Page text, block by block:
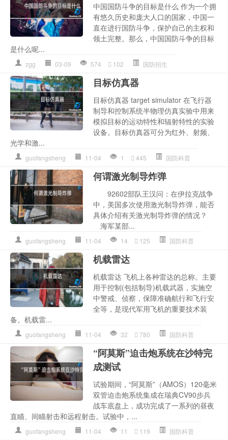
中国国防斗争的目标是什么 作为一个拥
有悠久历史和庞大人口的国家，中国一
直在进行国防斗争，保护自己的主权和
领土完整。那么，中国国防斗争的目标
是什么呢...
zgg 03-09 574 102 国防招生
目标仿真器
目标仿真器 target simulator 在飞行器
制导和控制系统半物理仿真实验中用来
模拟目标的运动特性和辐射特性的实验
设备。目标仿真器可分为红外、射频、
光学和激...
guofangsheng 11-04 1 445 国防科普
何谓激光制导炸弹
92602部队王汉问：在伊拉克战争
中，美国多次使用激光制导炸弹，能否
具体介绍有关激光制导炸弹的情况？
海军某部...
guofangsheng 11-04 14 125 国防科普
机载雷达
机载雷达 飞机上各种雷达的总称。主要
用于控制(包括制导)机载武器，实施空
中警戒、侦察，保障准确航行和飞行安
全等，是现代军用飞机的重要技术装
备。机载雷...
guofangsheng 11-04 32 780 国防科普
“阿莫斯”迫击炮系统在沙特完
成测试
试验期间，“阿莫斯”（AMOS）120毫米
双管迫击炮系统集成在瑞典CV90步兵
战车底盘上，成功完成了一系列的昼夜
直瞄、间瞄射击和远程射击。试验中，...
guofangsheng 11-04 11 119 国防科普